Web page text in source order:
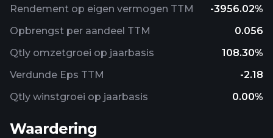
Rendement op eigen vermogen TTM
-3956.02%
Opbrengst per aandeel TTM
0.056
Qtly omzetgroei op jaarbasis
108.30%
Verdunde Eps TTM
-2.18
Qtly winstgroei op jaarbasis
0.00%
Waardering